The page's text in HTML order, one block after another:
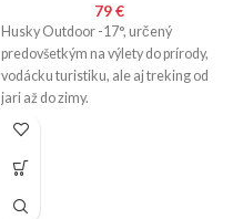
79€
Husky Outdoor -17°, určený
predovšetkým na výlety do prírody,
vodácku turistiku, ale aj treking od
jari až do zimy.